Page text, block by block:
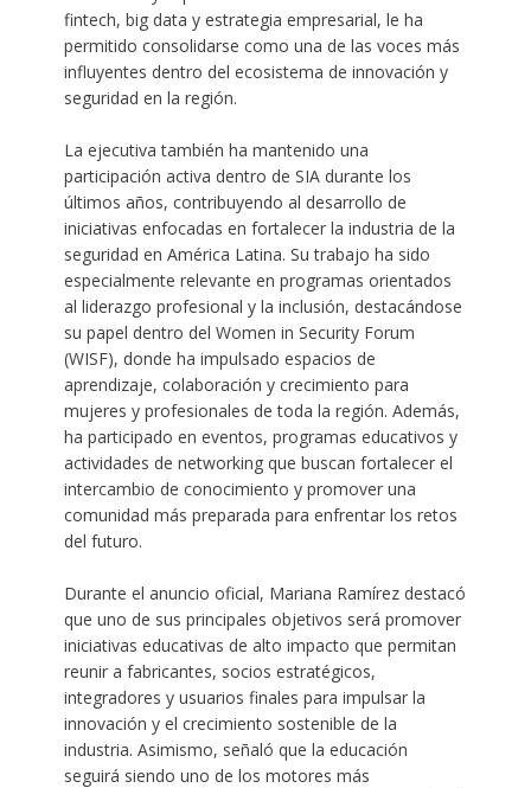
fintech, big data y estrategia empresarial, le ha
permitido consolidarse como una de las voces más
influyentes dentro del ecosistema de innovación y
seguridad en la región.
La ejecutiva también ha mantenido una
participación activa dentro de SIA durante los
últimos años, contribuyendo al desarrollo de
iniciativas enfocadas en fortalecer la industria de la
seguridad en América Latina. Su trabajo ha sido
especialmente relevante en programas orientados
al liderazgo profesional y la inclusión, destacándose
su papel dentro del Women in Security Forum
(WISF), donde ha impulsado espacios de
aprendizaje, colaboración y crecimiento para
mujeres y profesionales de toda la región. Además,
ha participado en eventos, programas educativos y
actividades de networking que buscan fortalecer el
intercambio de conocimiento y promover una
comunidad más preparada para enfrentar los retos
del futuro.
Durante el anuncio oficial, Mariana Ramírez destacó
que uno de sus principales objetivos será promover
iniciativas educativas de alto impacto que permitan
reunir a fabricantes, socios estratégicos,
integradores y usuarios finales para impulsar la
innovación y el crecimiento sostenible de la
industria. Asimismo, señaló que la educación
seguirá siendo uno de los motores más